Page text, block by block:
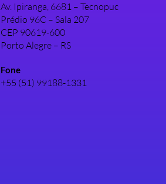
Av. Ipiranga, 6681 – Tecnopuc
Prédio 96C – Sala 207
CEP 90619-600
Porto Alegre – RS
Fone
+55 (51) 99188-1331